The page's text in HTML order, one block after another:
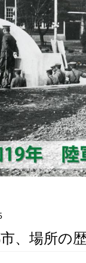
、場所の